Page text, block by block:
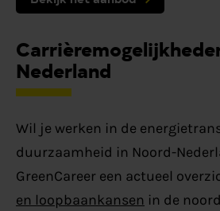
Nederland
Wil je werken in de
duurzaamheid in Noord-
GreenCareer een actueel
en loopbaankansen in de